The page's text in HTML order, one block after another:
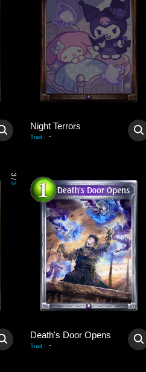
Night Terrors
Trait : -
3
/
3
Death's Door Opens
Trait : -